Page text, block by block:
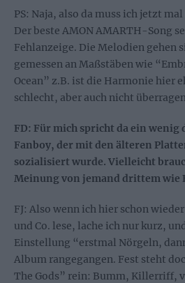
PS: Naja, also da muss ich jetzt
Der beste AMON AMARTH-Song
Fehlanzeige. Die Melodien gehen
gemessen an Maßstäben wie
Ocean” z.B. ist die Harmonie hier
schlecht, aber auch nicht
FD: Für mich spricht da ein wenig
Fanboy, der mit den älteren
sozialisiert wurde. Vielleicht
Meinung von jemand drittem wie
FJ: Also wenn ich hier schon
und Co. lese, lache ich nur kurz,
Einstellung “erstmal Nörgeln,
Album rangegangen. Fest steht
The Gods” rein: Bumm, Killerriff,